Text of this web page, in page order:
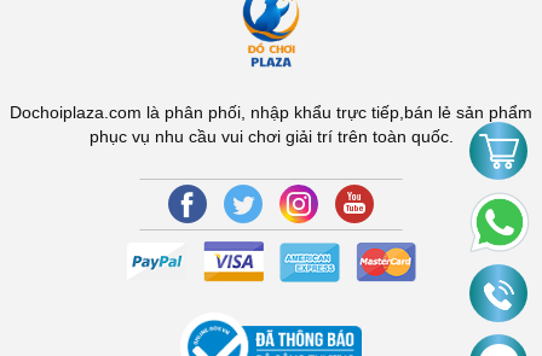
Dochoiplaza.com là phân phối, nhập khẩu trực tiếp,bán lẻ sản phẩm
phục vụ nhu cầu vui chơi giải trí trên toàn quốc.